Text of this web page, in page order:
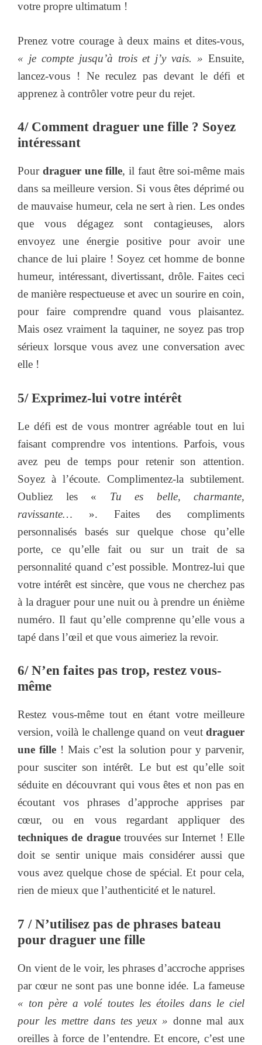
votre propre ultimatum !
Prenez votre courage à deux mains et dites-vous,
« je compte jusqu’à trois et j’y vais. » Ensuite,
lancez-vous ! Ne reculez pas devant le défi et
apprenez à contrôler votre peur du rejet.
4/ Comment draguer une fille ? Soyez
intéressant
Pour draguer une fille, il faut être soi-même mais
dans sa meilleure version. Si vous êtes déprimé ou
de mauvaise humeur, cela ne sert à rien. Les ondes
que vous dégagez sont contagieuses, alors
envoyez une énergie positive pour avoir une
chance de lui plaire ! Soyez cet homme de bonne
humeur, intéressant, divertissant, drôle. Faites ceci
de manière respectueuse et avec un sourire en coin,
pour faire comprendre quand vous plaisantez.
Mais osez vraiment la taquiner, ne soyez pas trop
sérieux lorsque vous avez une conversation avec
elle !
5/ Exprimez-lui votre intérêt
Le défi est de vous montrer agréable tout en lui
faisant comprendre vos intentions. Parfois, vous
avez peu de temps pour retenir son attention.
Soyez à l’écoute. Complimentez-la subtilement.
Oubliez les « Tu es belle, charmante,
ravissante… ». Faites des compliments
personnalisés basés sur quelque chose qu’elle
porte, ce qu’elle fait ou sur un trait de sa
personnalité quand c’est possible. Montrez-lui que
votre intérêt est sincère, que vous ne cherchez pas
à la draguer pour une nuit ou à prendre un énième
numéro. Il faut qu’elle comprenne qu’elle vous a
tapé dans l’œil et que vous aimeriez la revoir.
6/ N’en faites pas trop, restez vous-
même
Restez vous-même tout en étant votre meilleure
version, voilà le challenge quand on veut draguer
une fille ! Mais c’est la solution pour y parvenir,
pour susciter son intérêt. Le but est qu’elle soit
séduite en découvrant qui vous êtes et non pas en
écoutant vos phrases d’approche apprises par
cœur, ou en vous regardant appliquer des
techniques de draguetrouvées sur Internet ! Elle
doit se sentir unique mais considérer aussi que
vous avez quelque chose de spécial. Et pour cela,
rien de mieux que l’authenticité et le naturel.
7 / N’utilisez pas de phrases bateau
pour draguer une fille
On vient de le voir, les phrases d’accroche apprises
par cœur ne sont pas une bonne idée. La fameuse
« ton père a volé toutes les étoiles dans le ciel
pour les mettre dans tes yeux »donne mal aux
oreilles à force de l’entendre. Et encore, c’est une